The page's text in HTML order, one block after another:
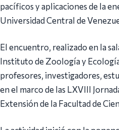
pacíficos y aplicaciones de la
Universidad Central de
El encuentro, realizado en la
Instituto de Zoología y
profesores, investigadores,
en el marco de las LXVIII
Extensión de la Facultad de